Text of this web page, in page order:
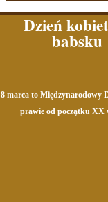
Dzień
babsku
8 marca to Międzynarodowy
prawie od początku XX